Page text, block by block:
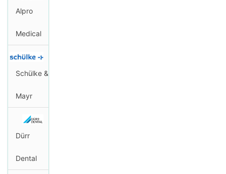
Alpro
Medical
Schülke &
Mayr
Dürr
Dental